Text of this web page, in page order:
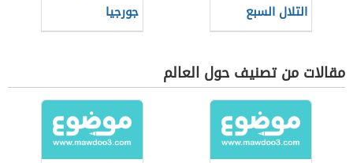
التلال السبع
جورجيا
مقالات من تصنيف حول العالم